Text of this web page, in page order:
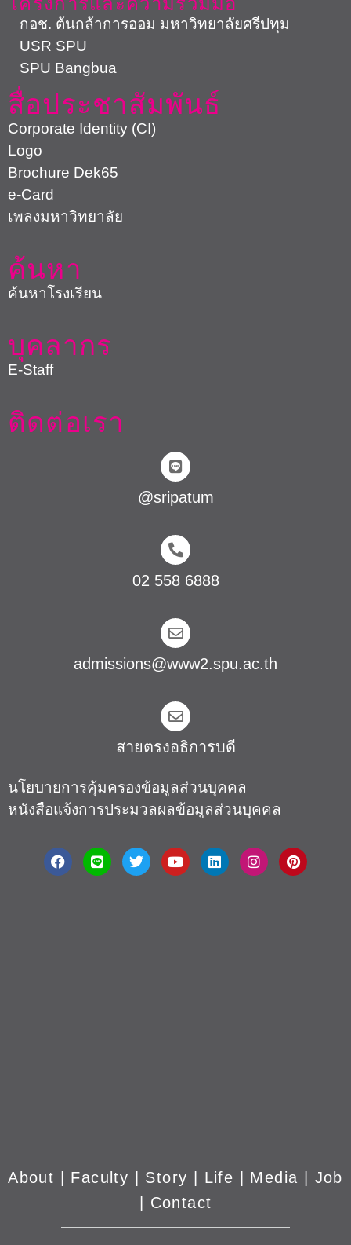
โครงการและความร่วมมือ
ช. ต้นกล้าการออม มหาวิทยาลัยศรีปทุม
SPU
Bangbua
สื่อประชาสัมพันธ์
Corporate Identity (CI)
Logo
Brochure Dek65
e-Card
เพลงมหาวิทยาลัย
ค้นหา
ค้นหาโรงเรียน
บุคลากร
E-Staff
ติดต่อเรา
@sripatum
02 558 6888
admissions@www2.spu.ac.th
สายตรงอธิการบดี​
นโยบายการคุ้มครองข้อมูลส่วนบุคคล
หนังสือแจ้งการประมวลผลข้อมูลส่วนบุคคล